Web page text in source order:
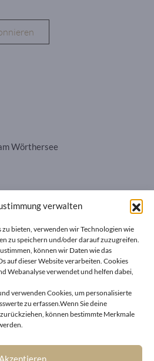
verwalten
bieten, verwenden wir Technologien wie
zu speichern und/oder darauf zuzugreifen.
können wir Daten wie das
auf dieser Website verarbeiten. Cookies
Webanalyse verwendet und helfen dabei,
verwenden Cookies, um personalisierte
zu erfassen.Wenn Sie deine
können bestimmte Merkmale
Akzeptieren
Wörthersee
AGB